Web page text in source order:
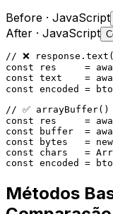
Before · JavaScript
After · JavaScript
// ❌
const res     =
const text    =
const encoded =
// ✅ arrayBuffer()
const res     =
const buffer  =
const bytes   =
const chars   =
const encoded =
Métodos